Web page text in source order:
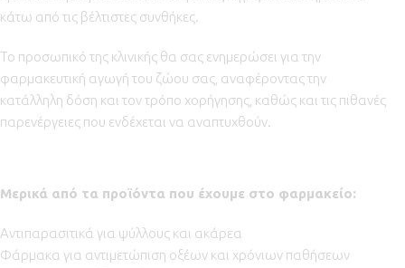
κάτω από τις βέλτιστες συνθήκες.
Το προσωπικό της κλινικής θα σας ενημερώσει για την
φαρμακευτική αγωγή του ζώου σας, αναφέροντας την
κατάλληλη δόση και τον τρόπο χορήγησης, καθώς και τις πιθανές
παρενέργειες που ενδέχεται να αναπτυχθούν.
Μερικά από τα προϊόντα που έχουμε στο φαρμακείο:
Αντιπαρασιτικά για ψύλλους και ακάρεα
Φάρμακα για αντιμετώπιση οξέων και χρόνιων παθήσεων